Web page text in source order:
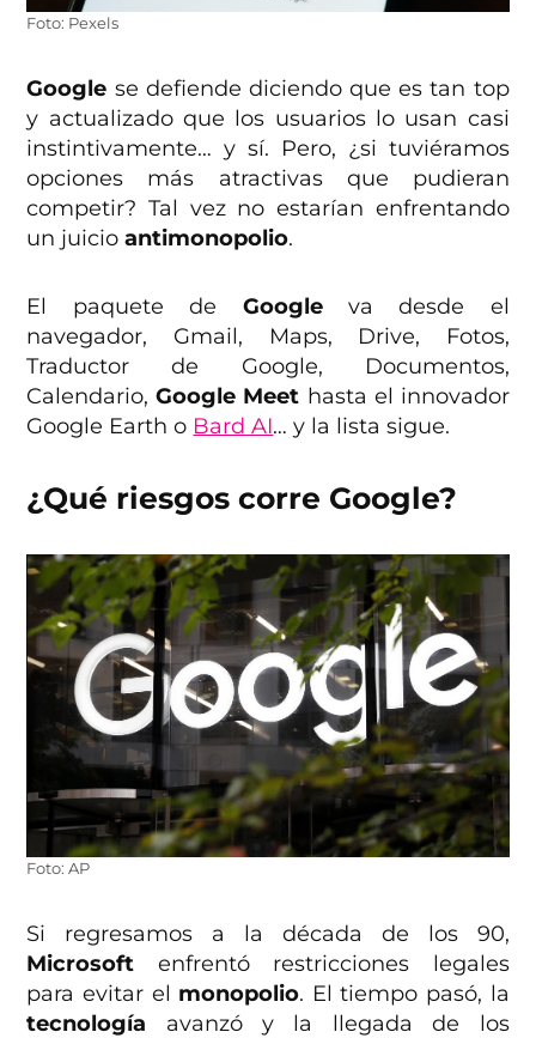
Foto: Pexels
Google se defiende diciendo que es tan top
y actualizado que los usuarios lo usan casi
instintivamente… y sí. Pero, ¿si tuviéramos
opciones más atractivas que pudieran
competir? Tal vez no estarían enfrentando
un juicioantimonopolio.
El paquete de Googleva desde el
navegador, Gmail, Maps, Drive, Fotos,
Traductor de Google, Documentos,
Calendario,Google Meet hasta el innovador
Google Earth o Bard AI… y la lista sigue.
¿Qué riesgos corre Google?
Foto: AP
Si regresamos a la década de los 90,
Microsoft enfrentó restricciones legales
para evitar el monopolio. El tiempo pasó, la
tecnología avanzó y la llegada de los